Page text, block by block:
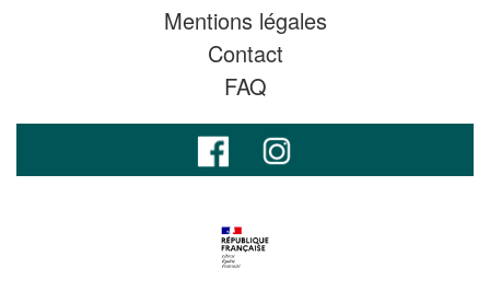
Mentions légales
Contact
FAQ